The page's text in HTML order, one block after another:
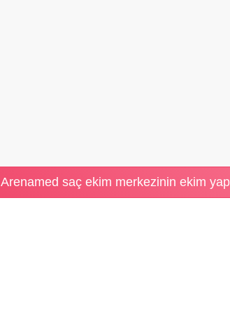
Arenamed saç ekim merkezinin ekim